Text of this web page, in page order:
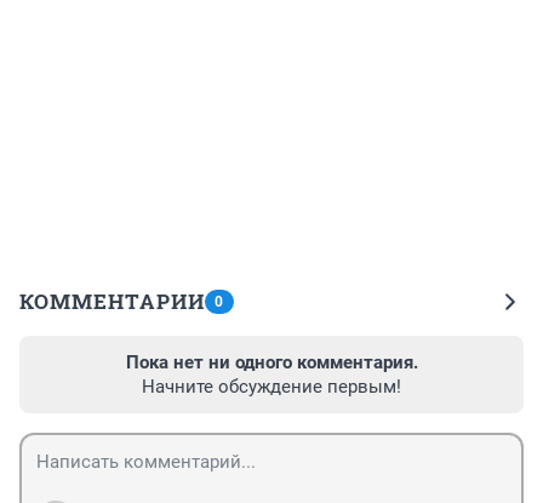
КОММЕНТАРИИ 0
Пока нет ни одного комментария.
Начните обсуждение первым!